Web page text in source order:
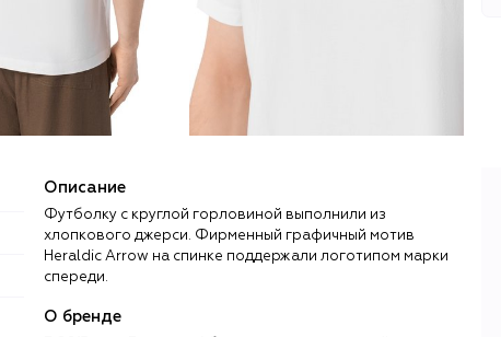
Описание
Футболку с круглой горловиной выполнили из
хлопкового джерси. Фирменный графичный мотив
Heraldic Arrow на спинке поддержали логотипом марки
спереди.
О бренде